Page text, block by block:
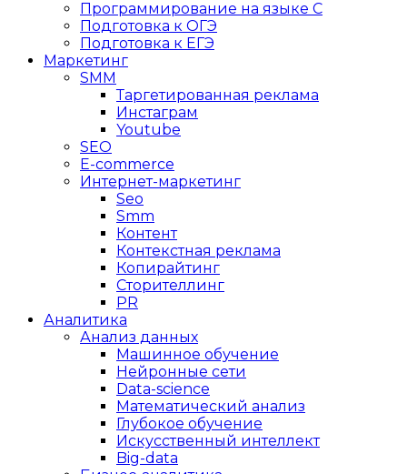
Программирование на языке C
Подготовка к ОГЭ
Подготовка к ЕГЭ
Маркетинг
SMM
Таргетированная реклама
Инстаграм
Youtube
SEO
E-сommerce
Интернет-маркетинг
Seo
Smm
Контент
Контекстная реклама
Копирайтинг
Сторителлинг
PR
Аналитика
Анализ данных
Машинное обучение
Нейронные сети
Data-science
Математический анализ
Глубокое обучение
Искусственный интеллект
Big-data